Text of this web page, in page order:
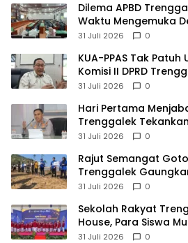
Dilema APBD
Waktu Mengemuka
Miliar
31 Juli 2026 0
KUA-PPAS Tak
Komisi II DPRD
Terancam Sanksi
31 Juli 2026 0
Hari Pertama
Trenggalek
Hindari Pelanggaran
31 Juli 2026 0
​Rajut Semangat
Trenggalek
di Pantai Konang
31 Juli 2026 0
Sekolah Rakyat
House, Para Siswa
Baru
31 Juli 2026 0